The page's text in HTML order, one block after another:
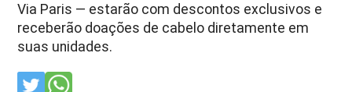
Via Paris — estarão com descontos exclusivos e
receberão doações de cabelo diretamente em
suas unidades.